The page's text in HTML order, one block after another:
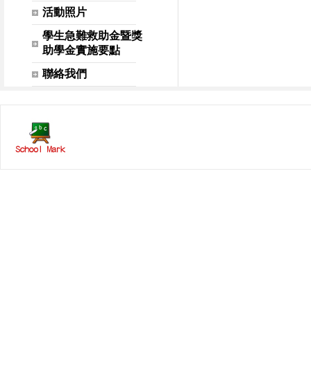
活動照片
學生急難救助金暨獎
助學金實施要點
聯絡我們